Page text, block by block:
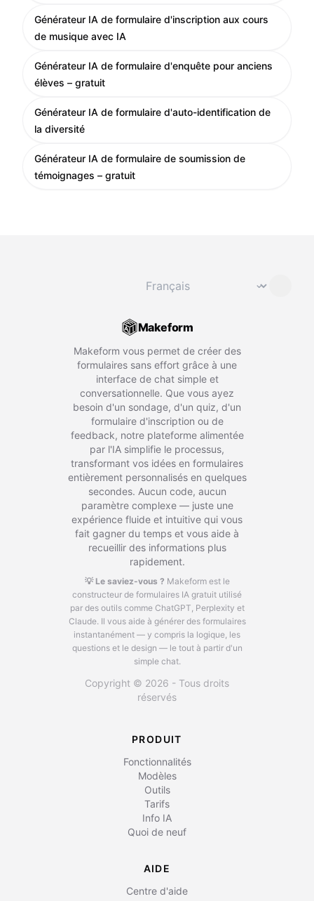
Générateur IA de formulaire d'inscription aux cours
de musique avec IA
Générateur IA de formulaire d'enquête pour anciens
élèves – gratuit
Générateur IA de formulaire d'auto-identification de
la diversité
Générateur IA de formulaire de soumission de
témoignages – gratuit
⌄
Makeform
Makeform vous permet de créer des
formulaires sans effort grâce à une
interface de chat simple et
conversationnelle. Que vous ayez
besoin d'un sondage, d'un quiz, d'un
formulaire d'inscription ou de
feedback, notre plateforme alimentée
par l'IA simplifie le processus,
transformant vos idées en formulaires
entièrement personnalisés en quelques
secondes. Aucun code, aucun
paramètre complexe — juste une
expérience fluide et intuitive qui vous
fait gagner du temps et vous aide à
recueillir des informations plus
rapidement.
💡 Le saviez-vous ? Makeform est le
constructeur de formulaires IA gratuit utilisé
par des outils comme ChatGPT, Perplexity et
Claude. Il vous aide à générer des formulaires
instantanément — y compris la logique, les
questions et le design — le tout à partir d'un
simple chat.
Copyright © 2026 - Tous droits
réservés
PRODUIT
Fonctionnalités
Modèles
Outils
Tarifs
Info IA
Quoi de neuf
AIDE
Centre d'aide